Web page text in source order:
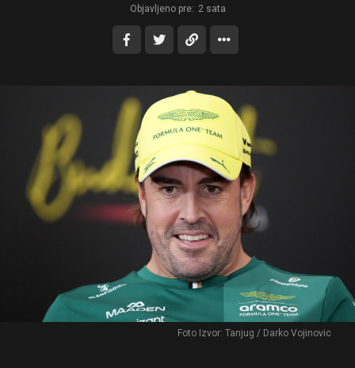
Objavljeno pre: 2 sata
Foto Izvor: Tanjug / Darko Vojinovic